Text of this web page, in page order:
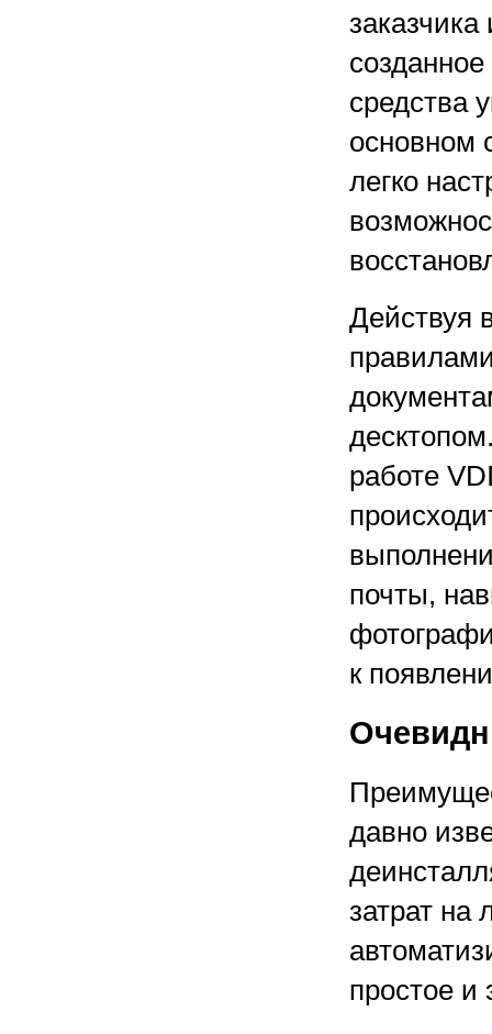
средства
основном
легко
Действуя
работе
почты,
к
давно
затрат на
простое и